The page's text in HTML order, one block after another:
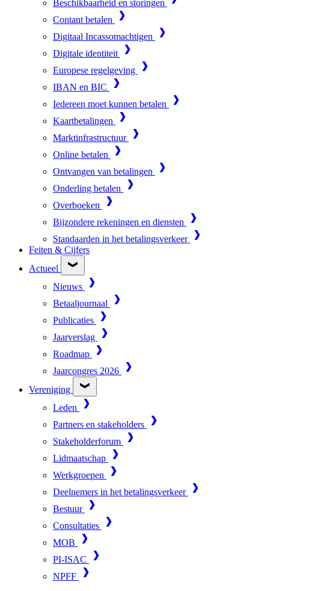
Beschikbaarheid en storingen
Contant betalen
Digitaal Incassomachtigen
Digitale identiteit
Europese regelgeving
IBAN en BIC
Iedereen moet kunnen betalen
Kaartbetalingen
Marktinfrastructuur
Online betalen
Ontvangen van betalingen
Onderling betalen
Overboeken
Bijzondere rekeningen en diensten
Standaarden in het betalingsverkeer
Feiten & Cijfers
Actueel
Nieuws
Betaaljournaal
Publicaties
Jaarverslag
Roadmap
Jaarcongres 2026
Vereniging
Leden
Partners en stakeholders
Stakeholderforum
Lidmaatschap
Werkgroepen
Deelnemers in het betalingsverkeer
Bestuur
Consultaties
MOB
PI-ISAC
NPFF